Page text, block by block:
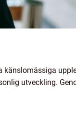
känslomässiga
utveckling.